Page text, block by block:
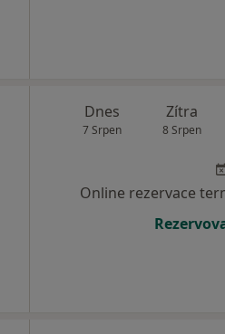
Dnes
7 Srpen
Zítra
8 Srpen
Online rezervace